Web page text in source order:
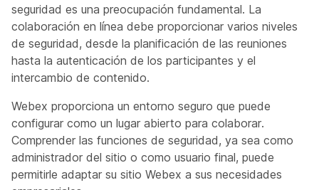
seguridad es una preocupación fundamental. La
colaboración en línea debe proporcionar varios niveles
de seguridad, desde la planificación de las reuniones
hasta la autenticación de los participantes y el
intercambio de contenido.
Webex proporciona un entorno seguro que puede
configurar como un lugar abierto para colaborar.
Comprender las funciones de seguridad, ya sea como
administrador del sitio o como usuario final, puede
permitirle adaptar su sitio Webex a sus necesidades